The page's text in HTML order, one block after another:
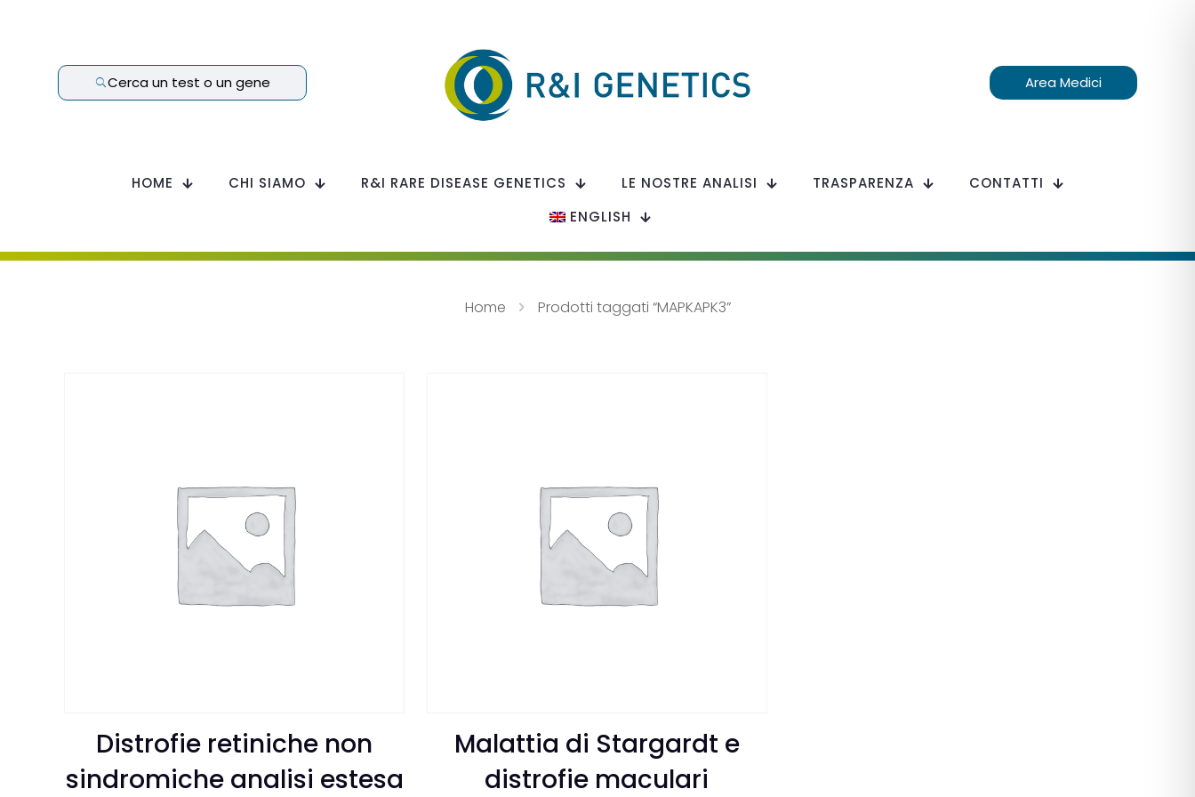
Cerca un test o un gene Area Medici
HOME CHI SIAMO R&I RARE DISEASE GENETICS LE NOSTRE ANALISI TRASPARENZA
CONTATTI
ENGLISH
Home Prodotti taggati “MAPKAPK3”
Distrofie retiniche non
sindromiche analisi estesa
Malattia di Stargardt e
distrofie maculari